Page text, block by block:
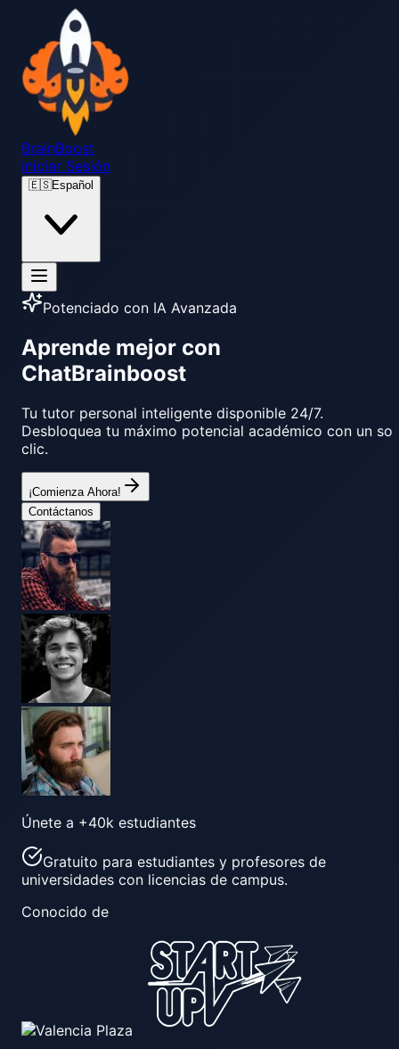
BrainBoost
Iniciar Sesión
🇪🇸Español
Potenciado con IA Avanzada
Aprende mejor con
ChatBrainboost
Tu tutor personal inteligente disponible 24/7.
Desbloquea tu máximo potencial académico con un
clic.
¡Comienza Ahora!
Contáctanos
Únete a +40k estudiantes
Gratuito para estudiantes y profesores de
universidades con licencias de campus.
Conocido de